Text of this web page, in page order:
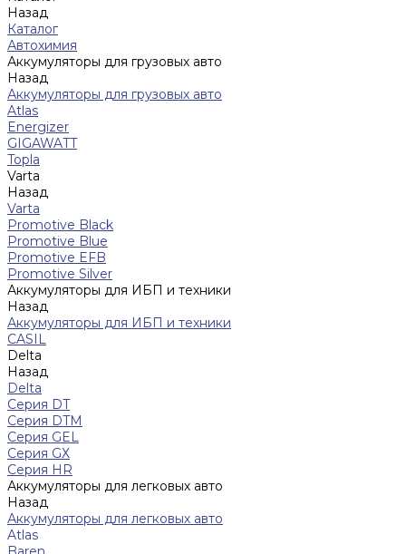
Назад
Каталог
Автохимия
Аккумуляторы для грузовых авто
Назад
Аккумуляторы для грузовых авто
Atlas
Energizer
GIGAWATT
Topla
Varta
Назад
Varta
Promotive Black
Promotive Blue
Promotive EFB
Promotive Silver
Аккумуляторы для ИБП и техники
Назад
Аккумуляторы для ИБП и техники
CASIL
Delta
Назад
Delta
Серия DT
Серия DTM
Серия GEL
Серия GХ
Серия HR
Аккумуляторы для легковых авто
Назад
Аккумуляторы для легковых авто
Atlas